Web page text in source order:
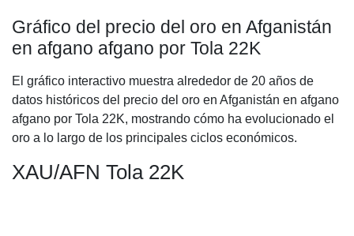
Gráfico del precio del oro en Afganistán
en afgano afgano por Tola 22K
El gráfico interactivo muestra alrededor de 20 años de
datos históricos del precio del oro en Afganistán en afgano
afgano por Tola 22K, mostrando cómo ha evolucionado el
oro a lo largo de los principales ciclos económicos.
XAU/AFN Tola 22K